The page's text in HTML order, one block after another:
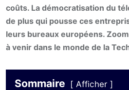
coûts. La démocratisation du
de plus qui pousse ces
leurs bureaux européens.
à venir dans le monde de la
Sommaire Afficher